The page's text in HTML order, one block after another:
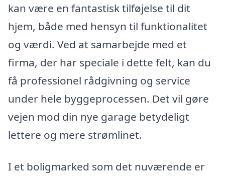
kan være en fantastisk tilføjelse til dit
hjem, både med hensyn til funktionalitet
og værdi. Ved at samarbejde med et
firma, der har speciale i dette felt, kan du
få professionel rådgivning og service
under hele byggeprocessen. Det vil gøre
vejen mod din nye garage betydeligt
lettere og mere strømlinet.
I et boligmarked som det nuværende er